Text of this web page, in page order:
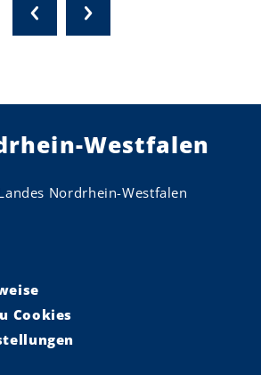
Westfalen
Nordrhein-Westfalen
Cookies